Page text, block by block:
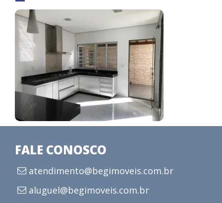
FALE CONOSCO
atendimento@begimoveis.com.br
aluguel@begimoveis.com.br